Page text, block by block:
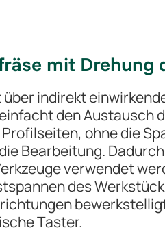
mit Drehung
indirekt
den Austausch
ohne die
Bearbeitung.
verwendet
des
Taster.